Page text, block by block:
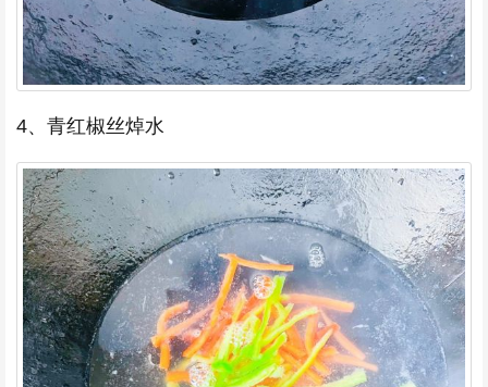
4、青红椒丝焯水